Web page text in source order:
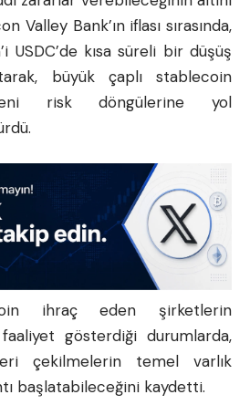
Valley Bank’ın iflası sırasında,
USDC’de kısa süreli bir düşüş
büyük çaplı stablecoin
yeni risk döngülerine yol
ihraç eden şirketlerin
faaliyet gösterdiği durumlarda,
çekilmelerin temel varlık
başlatabileceğini kaydetti.